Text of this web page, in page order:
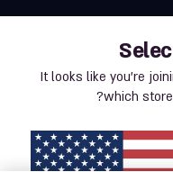
It looks like you’re
which